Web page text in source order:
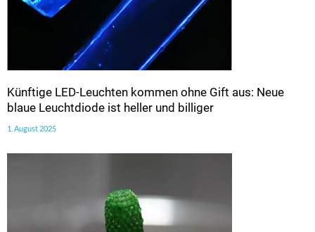
Künftige LED-Leuchten kommen ohne Gift aus: Neue
blaue Leuchtdiode ist heller und billiger
1. August 2025